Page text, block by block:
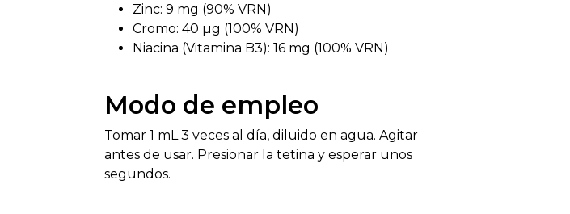
Zinc: 9 mg (90% VRN)
Cromo: 40 µg (100% VRN)
Niacina (Vitamina B3): 16 mg (100% VRN)
Modo de empleo
Tomar 1 mL 3 veces al día, diluido en agua. Agitar
antes de usar. Presionar la tetina y esperar unos
segundos.